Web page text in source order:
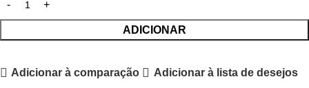
ADICIONAR
Adicionar à comparação Adicionar à lista de desejos